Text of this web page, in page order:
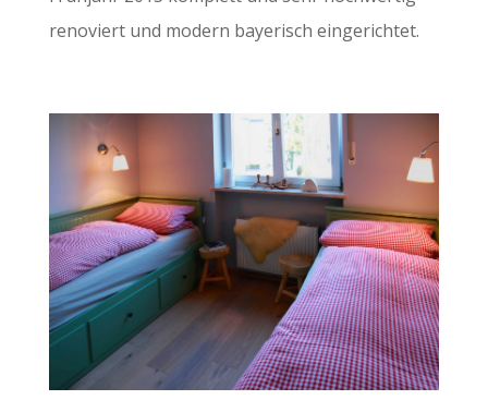
renoviert und modern bayerisch eingerichtet.